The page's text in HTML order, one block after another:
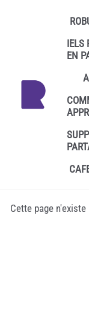
Aller au contenu
IELS
EN
Cette page